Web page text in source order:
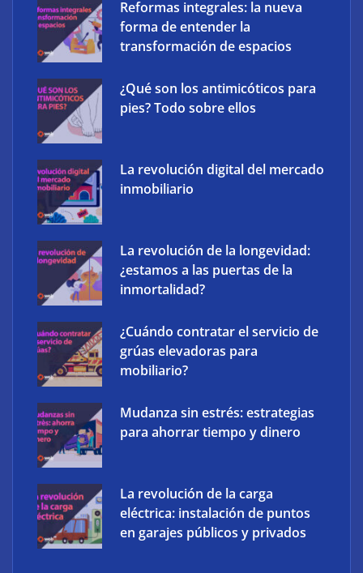
ciberdefensa CMMC 2.0 del Departamento de
Defensa de EE. UU.
de baterías domésticas a instaladores solares
Atos impulsa la soberanía digital con una
plataforma propia Atos Sovereign Cloud
Reformas integrales: la nueva
forma de entender la
transformación de espacios
¿Qué son los antimicóticos para
pies? Todo sobre ellos
La revolución digital del mercado
inmobiliario
La revolución de la longevidad:
¿estamos a las puertas de la
inmortalidad?
¿Cuándo contratar el servicio de
grúas elevadoras para
mobiliario?
Mudanza sin estrés: estrategias
para ahorrar tiempo y dinero
La revolución de la carga
eléctrica: instalación de puntos
en garajes públicos y privados